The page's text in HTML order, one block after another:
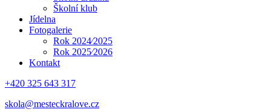
Školní klub
Jídelna
Fotogalerie
Rok 2024⁄2025
Rok 2025⁄2026
Kontakt
+420 325 643 317
skola@mesteckralove.cz